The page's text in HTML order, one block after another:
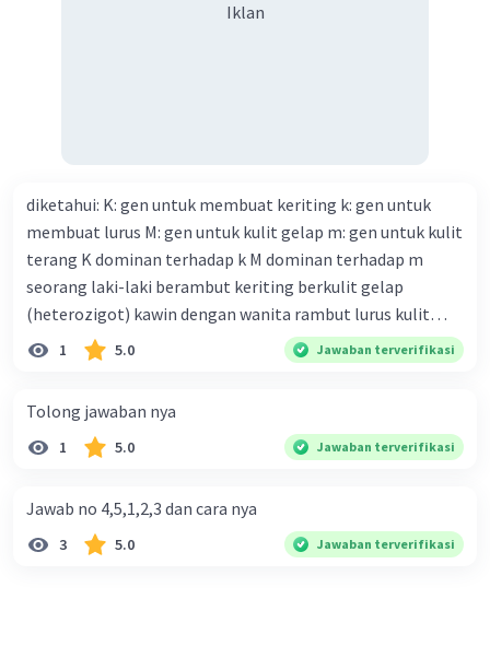
Iklan
diketahui: K: gen untuk membuat keriting k: gen untuk
membuat lurus M: gen untuk kulit gelap m: gen untuk kulit
terang K dominan terhadap k M dominan terhadap m
seorang laki-laki berambut keriting berkulit gelap
(heterozigot) kawin dengan wanita rambut lurus kulit
terang tentukan : a. bagan perkawinannya b. rasio
genotipe dan rasio fenotipe nya c. jika perkawinan itu
dengan prosentase
1 5.0 Jawaban terverifikasi
Tolong jawaban nya
1 5.0 Jawaban terverifikasi
Jawab no 4,5,1,2,3 dan cara nya
3 5.0 Jawaban terverifikasi